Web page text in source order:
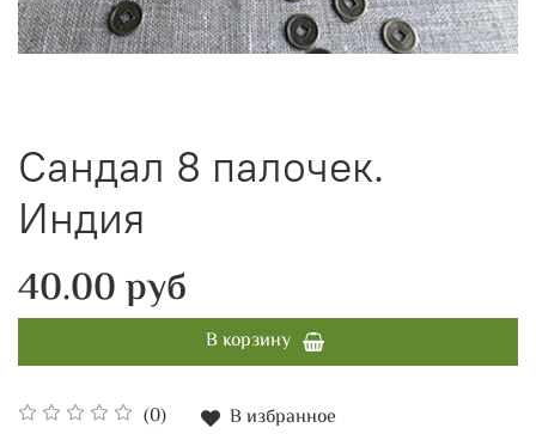
Сандал 8 палочек.
Индия
(0)
В избранное
40.00 руб
В корзину